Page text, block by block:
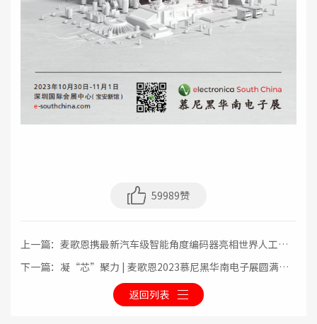
59989赞
上一篇：麦歌恩携最新汽车级智能角度编码器亮相世界人工智
下一篇：凝“芯”聚力 | 麦歌恩2023慕尼黑华南电子展圆满收
返回列表